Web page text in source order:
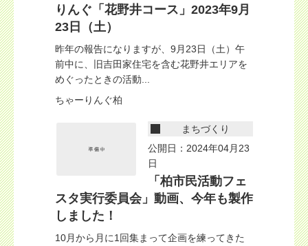
りんぐ「花野井コース」2023年9月
23日（土）
昨年の報告になりますが、9月23日（土）午
前中に、旧吉田家住宅を含む花野井エリアを
めぐったときの活動...
ちゃーりんぐ柏
まちづくり
公開日：2024年04月23
日
「柏市民活動フェ
スタ実行委員会」動画、今年も製作
しました！
10月から月に1回集まって企画を練ってきた